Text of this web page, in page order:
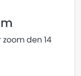
den 14